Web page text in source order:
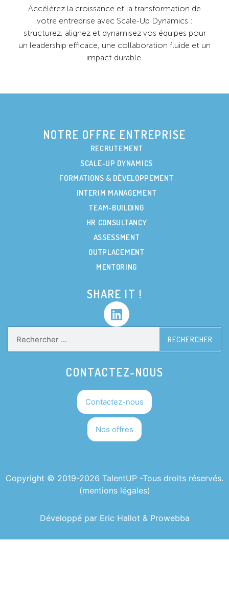
Accélérez la croissance et la transformation de
votre entreprise avec Scale-Up Dynamics :
structurez, alignez et dynamisez vos équipes pour
un leadership efficace, une collaboration fluide et un
impact durable.
NOTRE OFFRE ENTREPRISE
RECRUTEMENT
SCALE-UP DYNAMICS
FORMATIONS & DÉVELOPPEMENT
INTERIM MANAGEMENT
TEAM-BUILDING
HR CONSULTANCY
ASSESSMENT
OUTPLACEMENT
MENTORING
SHARE IT !
RECHERCHER
CONTACTEZ-NOUS
Contactez-nous
Nos offres
Copyright © 2019-2026 TalentUP -Tous droits réservés.
(mentions légales)
Développé par Eric Hallot & Prowebba